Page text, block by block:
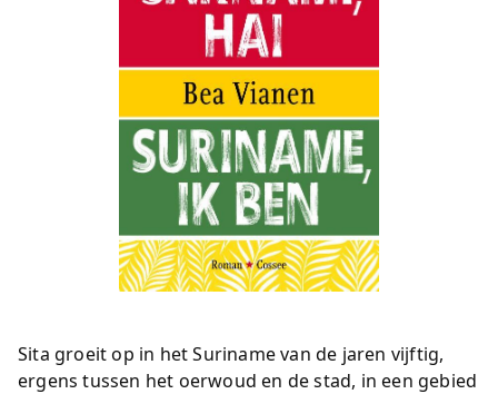
Sita groeit op in het Suriname van de jaren vijftig,
ergens tussen het oerwoud en de stad, in een gebied